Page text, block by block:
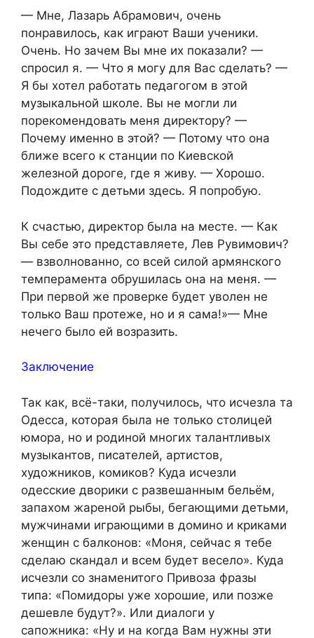
— Мне, Лазарь Абрамович, очень
понравилось, как играют Ваши ученики.
Очень. Но зачем Вы мне их показали? —
спросил я. — Что я могу для Вас сделать? —
Я бы хотел работать педагогом в этой
музыкальной школе. Вы не могли ли
порекомендовать меня директору? —
Почему именно в этой? — Потому что она
ближе всего к станции по Киевской
железной дороге, где я живу. — Хорошо.
Подождите с детьми здесь. Я попробую.
К счастью, директор была на месте. — Как
Вы себе это представляете, Лев Рувимович?
— взволнованно, со всей силой армянского
темперамента обрушилась она на меня. —
При первой же проверке будет уволен не
только Ваш протеже, но и я сама!»— Мне
нечего было ей возразить.
Заключение
Так как, всё-таки, получилось, что исчезла та
Одесса, которая была не только столицей
юмора, но и родиной многих талантливых
музыкантов, писателей, артистов,
художников, комиков? Куда исчезли
одесские дворики с развешанным бельём,
запахом жареной рыбы, бегающими детьми,
мужчинами играющими в домино и криками
женщин с балконов: «Моня, сейчас я тебе
сделаю скандал и всем будет весело». Куда
исчезли со знаменитого Привоза фразы
типа: «Помидоры уже хорошие, или позже
дешевле будут?». Или диалоги у
сапожника: «Ну и на когда Вам нужны эти